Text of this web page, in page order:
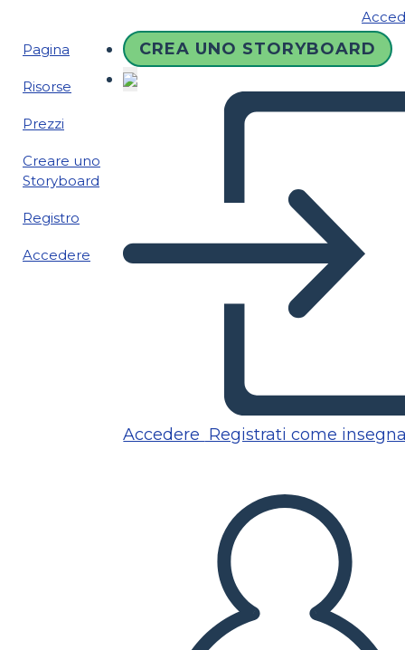
Pagina
Risorse
Prezzi
Creare uno
Storyboard
Registro
Accedere
CREA UNO STORYBOARD
Accedere Registrati come